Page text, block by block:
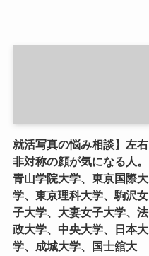
就活写真の悩み相談】左右
非対称の顔が気になる人。
青山学院大学、東京国際大
学、東京理科大学、駒沢女
子大学、大妻女子大学、法
政大学、中央大学、日本大
学、成城大学、国士舘大